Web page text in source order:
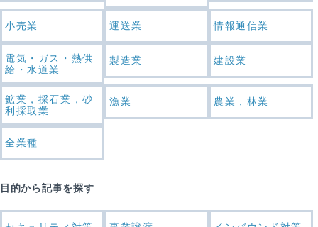
小売業 運送業 情報通信業
電気・ガス・熱供
給・水道業
製造業 建設業
鉱業，採石業，砂
利採取業
漁業 農業，林業
全業種
目的から記事を探す